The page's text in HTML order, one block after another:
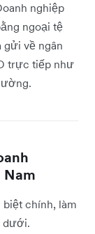
nghiệp
ngoại tệ
gửi về ngân
trực tiếp như
Nam
chính, làm
dưới.